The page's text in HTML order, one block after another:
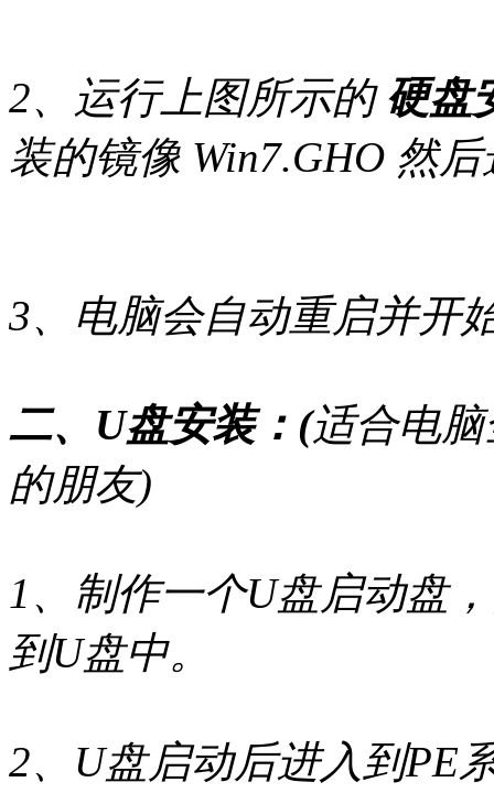
2、运行上图所示的 硬盘
装的镜像 Win7.GHO 然
3、电脑会自动重启并开
二、U盘安装：(适合电
的朋友)
1、制作一个U盘启动盘
到U盘中。
2、U盘启动后进入到PE